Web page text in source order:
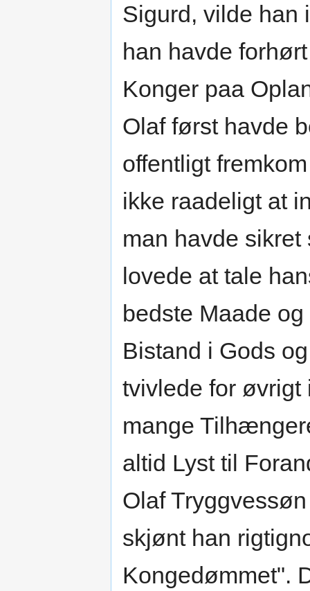
Sigurd, vilde han
han havde
Konger paa
Olaf først havde
offentligt
ikke raadeligt at
man havde
lovede at tale
bedste Maade
Bistand i Gods
tvivlede for øvrigt
mange
altid Lyst til
Olaf
skjønt han
Kongedømmet".